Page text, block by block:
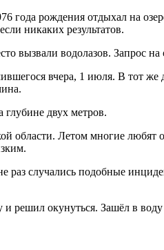
рождения отдыхал на
никаких результатов.
вызвали водолазов. Запрос
вчера, 1 июля. В тот
глубине двух метров.
области. Летом многие любят
раз случались подобные
решил окунуться. Зашёл в